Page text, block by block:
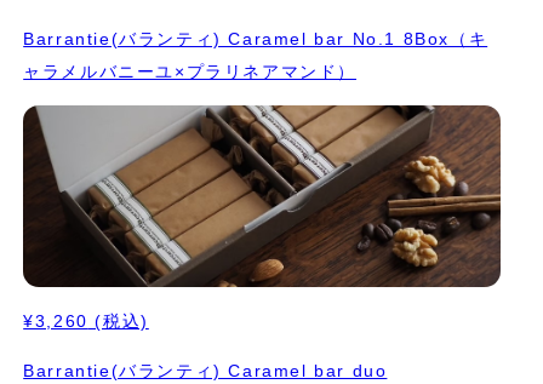
Barrantie(バランティ) Caramel bar No.1 8Box（キ
ャラメルバニーユ×プラリネアマンド）
¥3,260 (税込)
Barrantie(バランティ) Caramel bar duo